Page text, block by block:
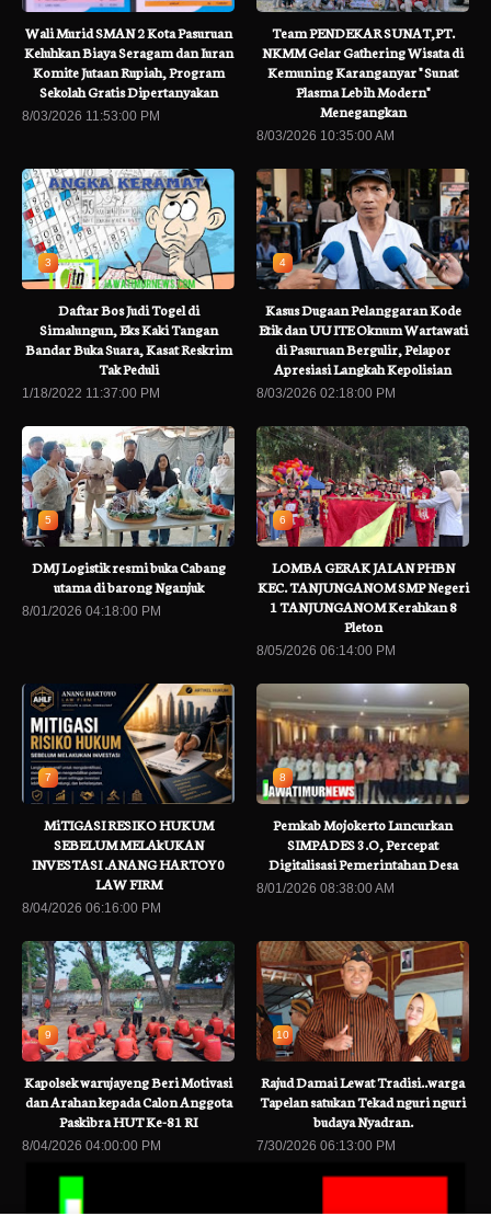
Wali Murid SMAN 2 Kota Pasuruan
Keluhkan Biaya Seragam dan Iuran
Komite Jutaan Rupiah, Program
Sekolah Gratis Dipertanyakan
8/03/2026 11:53:00 PM
Team PENDEKAR SUNAT,PT.
NKMM Gelar Gathering Wisata di
Kemuning Karanganyar " Sunat
Plasma Lebih Modern"
Menegangkan
8/03/2026 10:35:00 AM
3
Daftar Bos Judi Togel di
Simalungun, Eks Kaki Tangan
Bandar Buka Suara, Kasat Reskrim
Tak Peduli
1/18/2022 11:37:00 PM
4
Kasus Dugaan Pelanggaran Kode
Etik dan UU ITE Oknum Wartawati
di Pasuruan Bergulir, Pelapor
Apresiasi Langkah Kepolisian
8/03/2026 02:18:00 PM
5
DMJ Logistik resmi buka Cabang
utama di barong Nganjuk
8/01/2026 04:18:00 PM
6
LOMBA GERAK JALAN PHBN
KEC. TANJUNGANOM SMP Negeri
1 TANJUNGANOM Kerahkan 8
Pleton
8/05/2026 06:14:00 PM
7
MiTIGASI RESIKO HUKUM
SEBELUM MELAkUKAN
INVESTASI .ANANG HARTOY0
LAW FIRM
8/04/2026 06:16:00 PM
8
Pemkab Mojokerto Luncurkan
SIMPADES 3.O, Percepat
Digitalisasi Pemerintahan Desa
8/01/2026 08:38:00 AM
9
Kapolsek warujayeng Beri Motivasi
dan Arahan kepada Calon Anggota
Paskibra HUT Ke-81 RI
8/04/2026 04:00:00 PM
10
Rajud Damai Lewat Tradisi..warga
Tapelan satukan Tekad nguri nguri
budaya Nyadran.
7/30/2026 06:13:00 PM